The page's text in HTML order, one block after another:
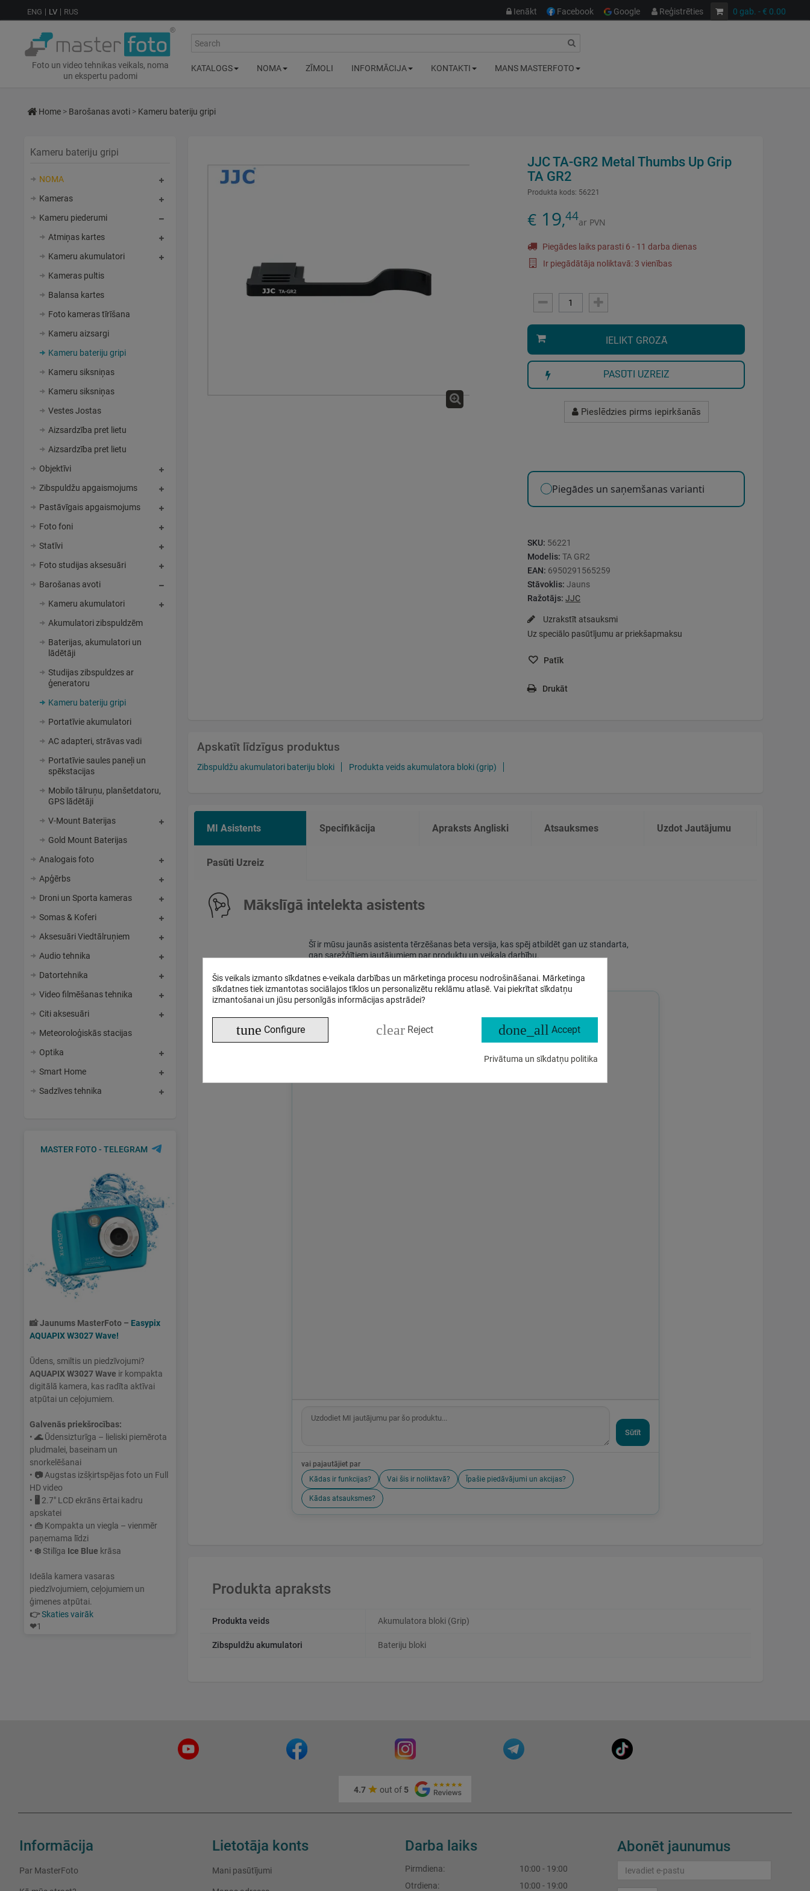
Šis veikals izmanto sīkdatnes e-veikala darbības un mārketinga procesu nodrošināšanai. Mārketinga
sīkdatnes tiek izmantotas sociālajos tīklos un personalizētu reklāmu atlasē. Vai piekrītat sīkdatņu
izmantošanai un jūsu personīgās informācijas apstrādei?
tune Configure clear Reject done_all Accept
Privātuma un sīkdatņu politika
ENG LV RUS 0 gab. - € 0.00
Ienākt Facebook Google Reģistrēties
Foto un video tehnikas veikals, noma
un ekspertu padomi
Search
KATALOGS NOMA ZĪMOLI INFORMĀCIJA KONTAKTI MANS MASTERFOTO
Home > Barošanas avoti > Kameru bateriju gripi
Kameru bateriju gripi
NOMA
Kameras
Kameru piederumi
Atmiņas kartes
Kameru akumulatori
Kameras pultis
Balansa kartes
Foto kameras tīrīšana
Kameru aizsargi
Kameru bateriju gripi
Kameru siksniņas
Kameru siksniņas
Vestes Jostas
Aizsardzība pret lietu
Aizsardzība pret lietu
Objektīvi
Zibspuldžu apgaismojums
Pastāvīgais apgaismojums
Foto foni
Statīvi
Foto studijas aksesuāri
Barošanas avoti
Kameru akumulatori
Akumulatori zibspuldzēm
Baterijas, akumulatori un
lādētāji
Studijas zibspuldzes ar
ģeneratoru
Kameru bateriju gripi
Portatīvie akumulatori
AC adapteri, strāvas vadi
Portatīvie saules paneļi un
spēkstacijas
Mobilo tālruņu, planšetdatoru,
GPS lādētāji
V-Mount Baterijas
Gold Mount Baterijas
Analogais foto
Apģērbs
Droni un Sporta kameras
Somas & Koferi
Aksesuāri Viedtālruņiem
Audio tehnika
Datortehnika
Video filmēšanas tehnika
Citi aksesuāri
Meteoroloģiskās stacijas
Optika
Smart Home
Sadzīves tehnika
MASTER FOTO - TELEGRAM
📸Jaunums MasterFoto – Easypix
AQUAPIX W3027 Wave!
Ūdens, smiltis un piedzīvojumi?
AQUAPIX W3027 Wave ir kompakta
digitālā kamera, kas radīta aktīvai
atpūtai un ceļojumiem.
Galvenās priekšrocības:
• 🌊Ūdensizturīga – lieliski piemērota
pludmalei, baseinam un
snorkelēšanai
• 📷 Augstas izšķirtspējas foto un Full
HD video
• 🖥 2.7" LCD ekrāns ērtai kadru
apskatei
• 👜 Kompakta un viegla – vienmēr
paņemama līdzi
• ❄️Stilīga Ice Blue krāsa
Ideāla kamera vasaras
piedzīvojumiem, ceļojumiem un
ģimenes atpūtai.
👉Skaties vairāk
❤1
JJC TA-GR2 Metal Thumbs Up Grip
TA GR2
Produkta kods: 56221
€ 19,44ar PVN
Piegādes laiks parasti 6 - 11 darba dienas
Ir piegādātāja noliktavā: 3 vienības
IELIKT GROZĀ
PASŪTI UZREIZ
Pieslēdzies pirms iepirkšanās
Piegādes un saņemšanas varianti
SKU: 56221
Modelis: TA GR2
EAN: 6950291565259
Stāvoklis: Jauns
Ražotājs: JJC
Uzrakstīt atsauksmi
Uz speciālo pasūtījumu ar priekšapmaksu
Patīk
Drukāt
Apskatīt līdzīgus produktus
Zibspuldžu akumulatori bateriju bloki Produkta veids akumulatora bloki (grip)
MI Asistents Specifikācija Apraksts Angliski Atsauksmes Uzdot Jautājumu
Pasūti Uzreiz
Mākslīgā intelekta asistents
Šī ir mūsu jaunās asistenta tērzēšanas beta versija, kas spēj atbildēt gan uz standarta,
gan sarežģītiem jautājumiem par produktu un veikala darbību.
Sūtīt
vai pajautājiet par
Kādas ir funkcijas?
Vai šis ir noliktavā? Īpašie piedāvājumi un akcijas?
Kādas atsauksmes?
Produkta apraksts
Produkta veids Akumulatora bloki (Grip)
Zibspuldžu akumulatori Bateriju bloki
4.7 out of 5
Informācija
Par MasterFoto
Lietotāja konts
Mani pasūtījumi
Darba laiks
Pirmdiena:
10:00 - 19:00
Otrdiena:
10:00 - 19:00
Abonēt jaunumus